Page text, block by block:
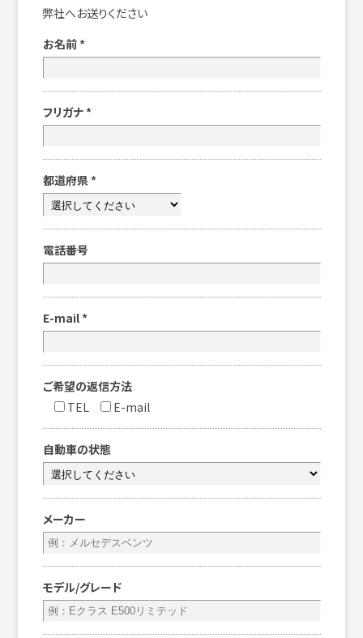
弊社へお送りください
お名前 *
フリガナ *
都道府県 *
電話番号
E-mail *
ご希望の返信方法
TEL
E-mail
自動車の状態
メーカー
モデル/グレード